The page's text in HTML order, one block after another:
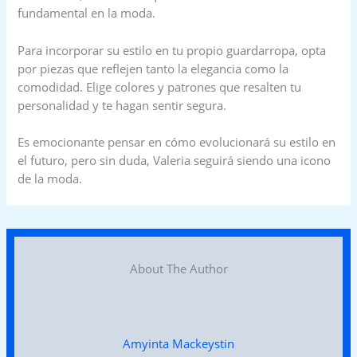
fundamental en la moda.
Para incorporar su estilo en tu propio guardarropa, opta
por piezas que reflejen tanto la elegancia como la
comodidad. Elige colores y patrones que resalten tu
personalidad y te hagan sentir segura.
Es emocionante pensar en cómo evolucionará su estilo en
el futuro, pero sin duda, Valeria seguirá siendo una icono
de la moda.
About The Author
Amyinta Mackeystin